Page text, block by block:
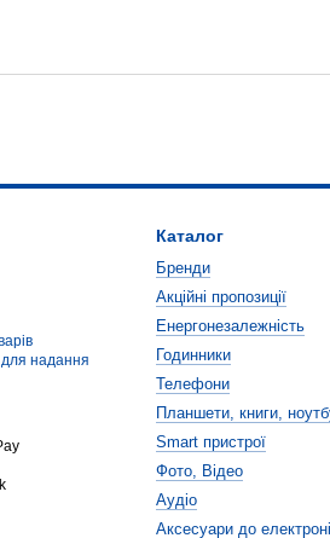
для надання
Каталог
Бренди
Акційні пропозиції
Енергонезалежність
Годинники
Телефони
Планшети, книги,
Smart пристрої
Фото, Відео
Аудіо
Аксесуари до